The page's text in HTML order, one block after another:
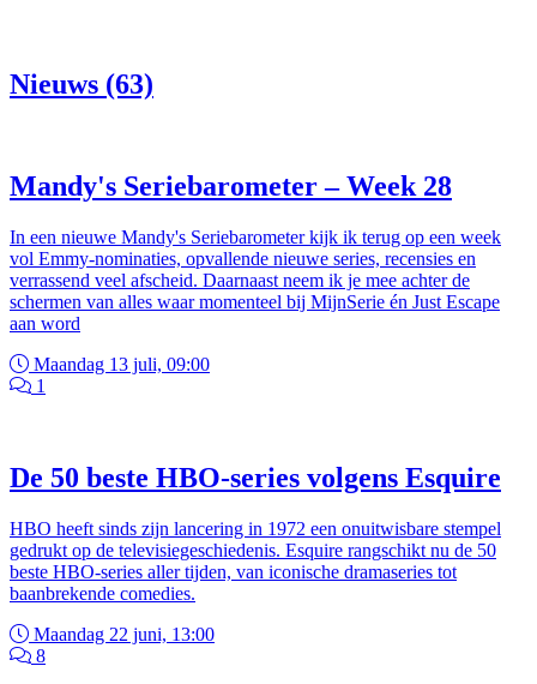
Nieuws (63)
Mandy's Seriebarometer – Week 28
In een nieuwe Mandy's Seriebarometer kijk ik terug op een week
vol Emmy-nominaties, opvallende nieuwe series, recensies en
verrassend veel afscheid. Daarnaast neem ik je mee achter de
schermen van alles waar momenteel bij MijnSerie én Just Escape
aan word
Maandag 13 juli, 09:00
1
De 50 beste HBO-series volgens Esquire
HBO heeft sinds zijn lancering in 1972 een onuitwisbare stempel
gedrukt op de televisiegeschiedenis. Esquire rangschikt nu de 50
beste HBO-series aller tijden, van iconische dramaseries tot
baanbrekende comedies.
Maandag 22 juni, 13:00
8